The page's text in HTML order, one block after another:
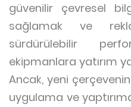
güvenilir çevresel
sağlamak ve
sürdürülebilir
ekipmanlara yatırım
Ancak, yeni
uygulama ve